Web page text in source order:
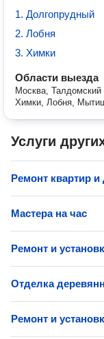
1. Долгопрудный
2. Лобня
3. Химки
Области выезда
Москва, Талдомский
Химки, Лобня,
Услуги
Ремонт квартир
Мастера на час
Ремонт и
Отделка
Ремонт и